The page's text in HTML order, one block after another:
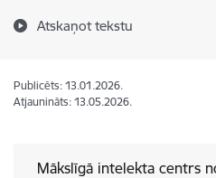
Atskaņot tekstu
Publicēts: 13.01.2026.
Atjaunināts: 13.05.2026.
Mākslīgā intelekta centrs